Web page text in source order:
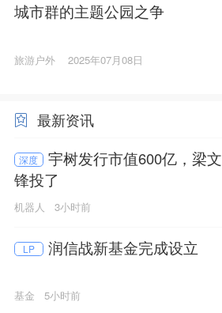
城市群的主题公园之争
旅游户外 2025年07月08日
最新资讯
深度
宇树发行市值600亿，梁文
锋投了
机器人 3小时前
LP 润信战新基金完成设立
基金 5小时前